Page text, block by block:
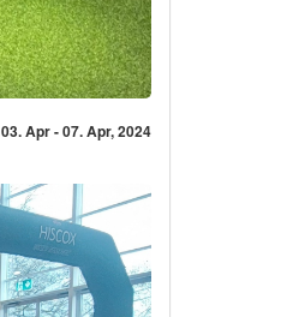
03. Apr - 07. Apr, 2024